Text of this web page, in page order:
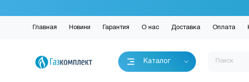
Главная Новини Гарантия О нас Доставка Оплата
Каталог